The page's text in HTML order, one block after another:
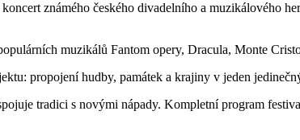
známého českého divadelního a muzikálového
muzikálů Fantom opery, Dracula, Monte
propojení hudby, památek a krajiny v jeden
tradici s novými nápady. Kompletní program